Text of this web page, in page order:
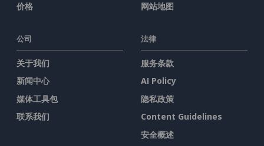
价格
网站地图
公司
关于我们
新闻中心
媒体工具包
联系我们
法律
服务条款
AI Policy
隐私政策
Content Guidelines
安全概述